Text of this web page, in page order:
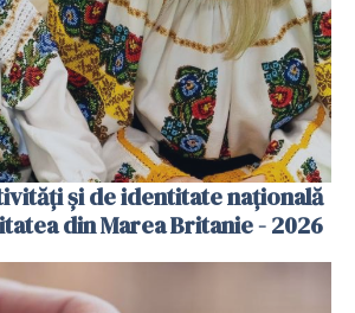
și de identitate națională
din Marea Britanie - 2026